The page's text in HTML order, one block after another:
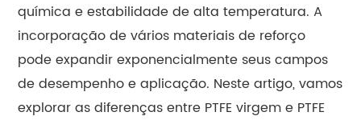
química e estabilidade de alta temperatura. A
incorporação de vários materiais de reforço
pode expandir exponencialmente seus campos
de desempenho e aplicação. Neste artigo, vamos
explorar as diferenças entre PTFE virgem e PTFE